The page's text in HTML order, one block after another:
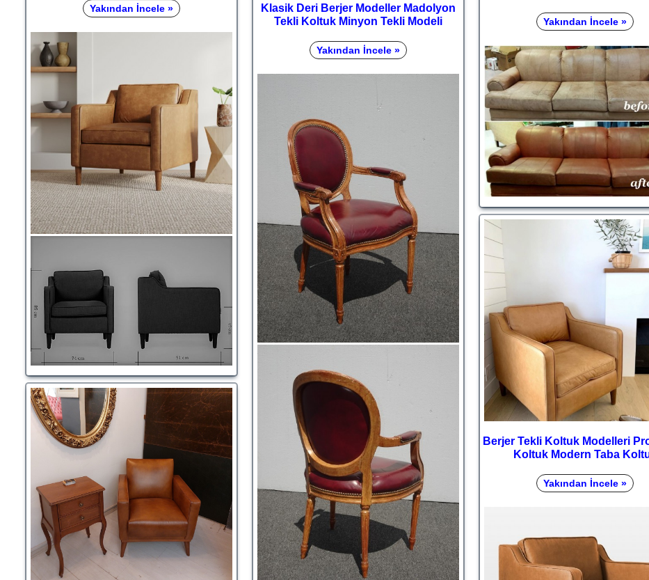
Yakından İncele »
Klasik Deri Berjer Modeller Madolyon
Tekli Koltuk Minyon Tekli Modeli
Yakından İncele »
Yakından İncele »
Berjer Tekli Koltuk Modelleri
Koltuk Modern Taba
Yakından İncele »